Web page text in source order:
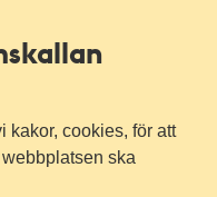
kakor, cookies, för att
ska